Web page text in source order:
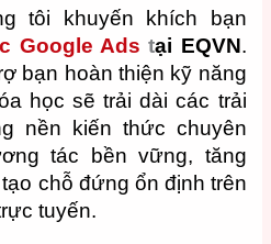
tôi khuyến khích bạn
Google Ads tại EQVN.
bạn hoàn thiện kỹ năng
học sẽ trải dài các trải
nền kiến thức chuyên
tác bền vững, tăng
chỗ đứng ổn định trên
tuyến.